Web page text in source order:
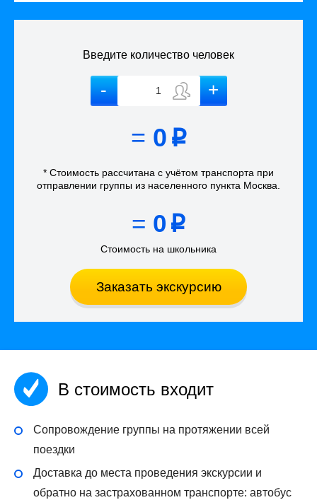
Введите количество человек
= 0 p
* Стоимость рассчитана с учётом транспорта при
отправлении группы из населенного пункта Москва
= 0 p
Стоимость на школьника
Заказать экскурсию
В стоимость входит
Сопровождение группы на протяжении всей
поездки
Доставка до места проведения экскурсии и
обратно на застрахованном транспорте: автобус